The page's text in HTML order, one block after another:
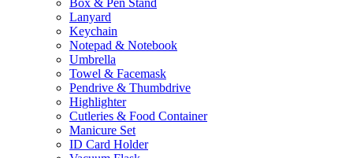
Box & Pen Stand
Lanyard
Keychain
Notepad & Notebook
Umbrella
Towel & Facemask
Pendrive & Thumbdrive
Highlighter
Cutleries & Food Container
Manicure Set
ID Card Holder